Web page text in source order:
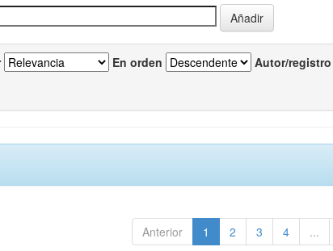
En orden Autor/registro
Anterior 1 2 3 4 ...